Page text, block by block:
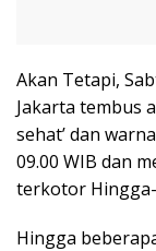
Akan Tetapi,
Jakarta tembus
sehat’ dan
09.00 WIB dan
terkotor
Hingga